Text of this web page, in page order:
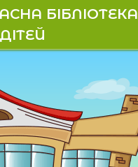
БІБЛІОТЕКА